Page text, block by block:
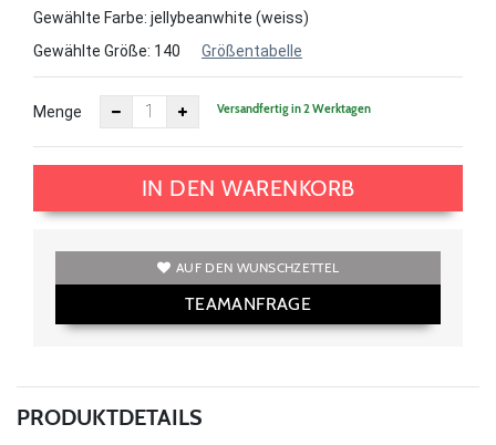
Gewählte Farbe: jellybeanwhite (weiss)
Gewählte Größe: 140 Größentabelle
Menge Versandfertig in 2 Werktagen
IN DEN WARENKORB
AUF DEN WUNSCHZETTEL
TEAMANFRAGE
PRODUKTDETAILS